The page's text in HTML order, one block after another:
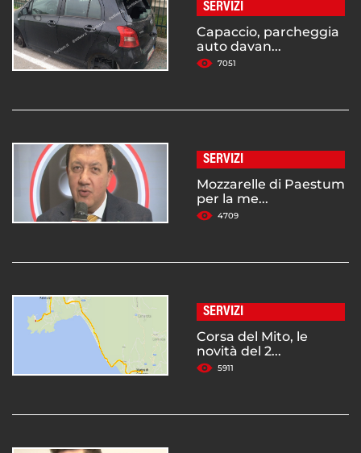
SERVIZI
Capaccio, parcheggia
auto davan...
7051
SERVIZI
Mozzarelle di Paestum
per la me...
4709
SERVIZI
Corsa del Mito, le
novità del 2...
5911